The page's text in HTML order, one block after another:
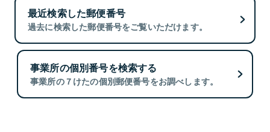
最近検索した郵便番号
過去に検索した郵便番号をご覧いただけます。
事業所の個別番号を検索する
事業所の７けたの個別郵便番号をお調べします。